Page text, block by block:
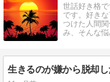
世話好き格
です。好き
つけた人間
み、そんな